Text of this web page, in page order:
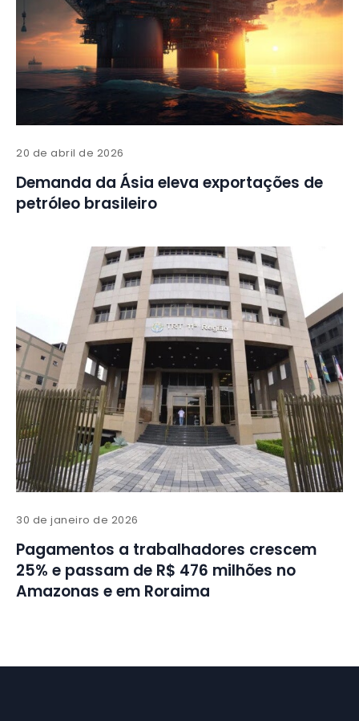
20 de abril de 2026
Demanda da Ásia eleva exportações de
petróleo brasileiro
30 de janeiro de 2026
Pagamentos a trabalhadores crescem
25% e passam de R$ 476 milhões no
Amazonas e em Roraima